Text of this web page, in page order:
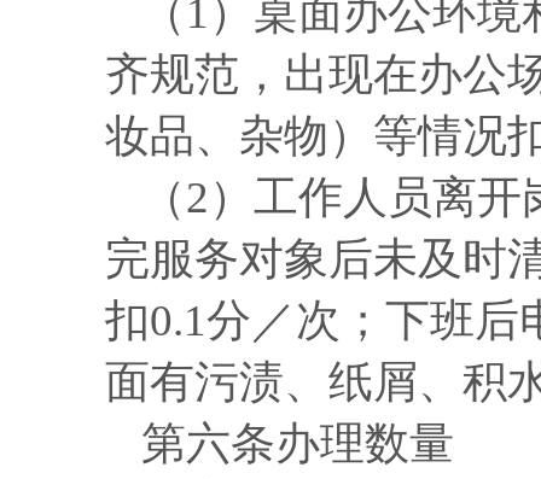
（ 1）桌面办公环
齐规范，出现在办公
妆品、杂物）等情况
（2）工作人员离开
完服务对象后未及时
扣0.1分／次；下班
面有污渍、纸屑、积
第六条办理数量